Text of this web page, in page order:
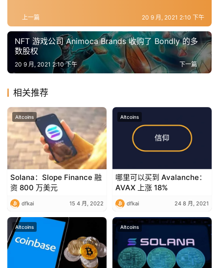
上一篇 20 9 月, 2021 2:10 下午
NFT 游戏公司 Animoca Brands 收购了 Bondly 的多
数股权
下一篇
20 9 月, 2021 2:10 下午
相关推荐
Altcoins
Solana：Slope Finance 融
资 800 万美元
dfkai 15 4 月, 2022
Altcoins
哪里可以买到 Avalanche：
AVAX 上涨 18%
dfkai 24 8 月, 2021
Altcoins Altcoins